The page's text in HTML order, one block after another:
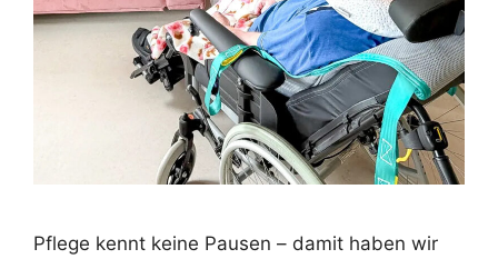
Pflege kennt keine Pausen – damit haben wir